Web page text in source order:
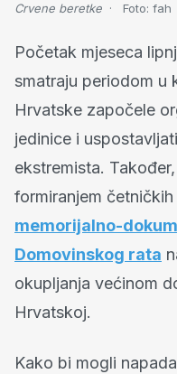
Crvene beretke Foto: fah
Početak mjeseca
smatraju periodom u
Hrvatske započele
jedinice i
ekstremista.
formiranjem
memorijalno-
Domovinskog rata
okupljanja većinom
Hrvatskoj.
Kako bi mogli